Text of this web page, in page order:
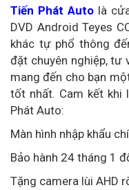
Tiến Phát Autolà cửa
DVD Android Teyes
khác tự phổ thông
đặt chuyên nghiệp, tư
mang đến cho bạn
tốt nhất. Cam kết khi
Phát Auto:
Màn hình nhập khẩu
Bảo hành 24 tháng 1
Tặng camera lùi AHD